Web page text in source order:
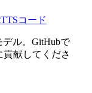
コード
デル。GitHubで
貢献してくださ